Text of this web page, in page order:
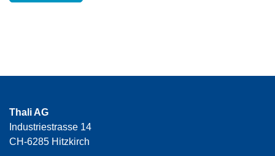
Thali AG
Industriestrasse 14
CH-6285 Hitzkirch